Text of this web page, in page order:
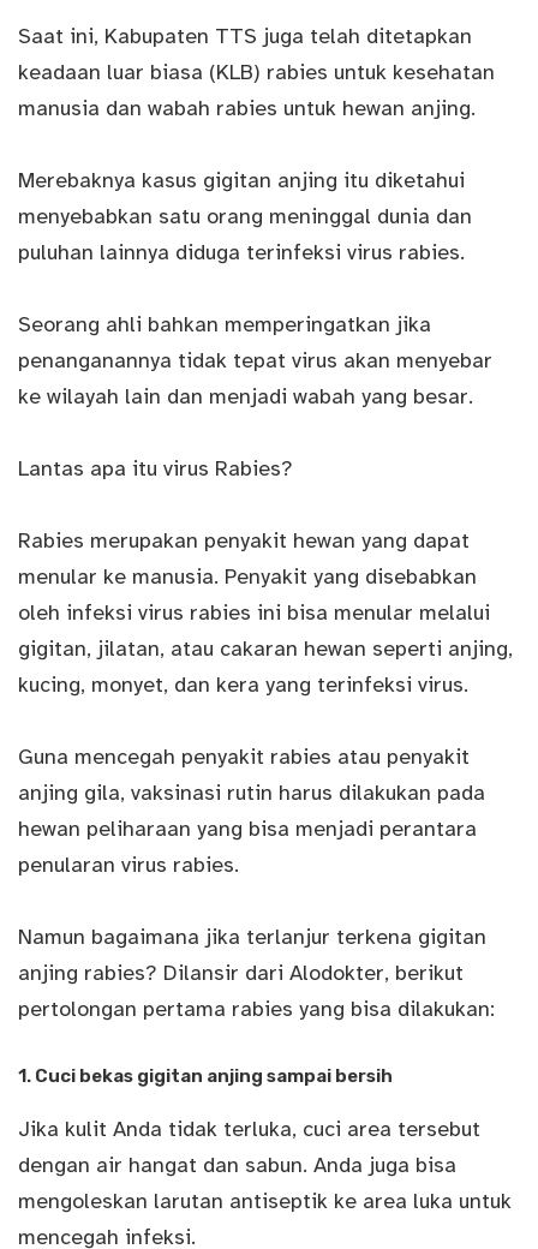
Saat ini, Kabupaten TTS juga telah ditetapkan
keadaan luar biasa (KLB) rabies untuk kesehatan
manusia dan wabah rabies untuk hewan anjing.
Merebaknya kasus gigitan anjing itu diketahui
menyebabkan satu orang meninggal dunia dan
puluhan lainnya diduga terinfeksi virus rabies.
Seorang ahli bahkan memperingatkan jika
penanganannya tidak tepat virus akan menyebar
ke wilayah lain dan menjadi wabah yang besar.
Lantas apa itu virus Rabies?
Rabies merupakan penyakit hewan yang dapat
menular ke manusia. Penyakit yang disebabkan
oleh infeksi virus rabies ini bisa menular melalui
gigitan, jilatan, atau cakaran hewan seperti anjing,
kucing, monyet, dan kera yang terinfeksi virus.
Guna mencegah penyakit rabies atau penyakit
anjing gila, vaksinasi rutin harus dilakukan pada
hewan peliharaan yang bisa menjadi perantara
penularan virus rabies.
Namun bagaimana jika terlanjur terkena gigitan
anjing rabies? Dilansir dari Alodokter, berikut
pertolongan pertama rabies yang bisa dilakukan:
1. Cuci bekas gigitan anjing sampai bersih
Jika kulit Anda tidak terluka, cuci area tersebut
dengan air hangat dan sabun. Anda juga bisa
mengoleskan larutan antiseptik ke area luka untuk
mencegah infeksi.